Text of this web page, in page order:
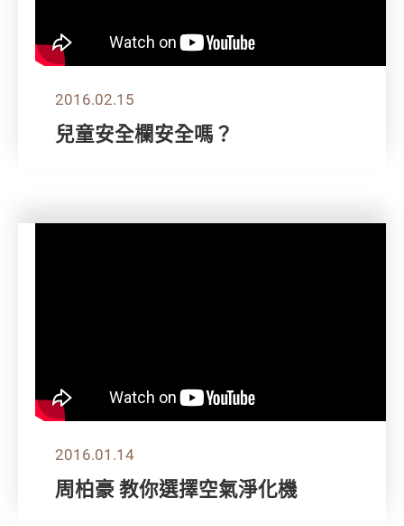
2016.02.15
兒童安全欄安全嗎？
2016.01.14
周柏豪 教你選擇空氣淨化機